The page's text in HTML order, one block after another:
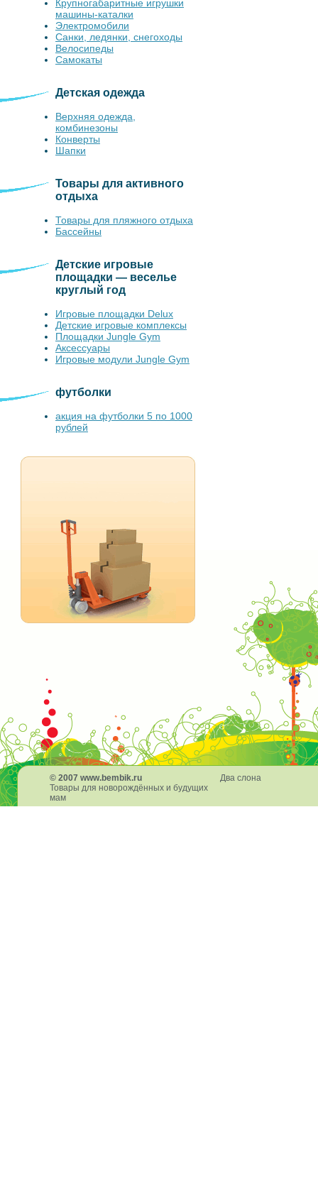
Крупногабаритные игрушки
машины-каталки
Электромобили
Санки, ледянки, снегоходы
Велосипеды
Самокаты
Детская одежда
Верхняя одежда,
комбинезоны
Конверты
Шапки
Товары для активного
отдыха
Товары для пляжного отдыха
Бассейны
Детские игровые
площадки — веселье
круглый год
Игровые площадки Delux
Детские игровые комплексы
Площадки Jungle Gym
Аксессуары
Игровые модули Jungle Gym
футболки
акция на футболки 5 по 1000
рублей
© 2007 www.bembik.ru
Товары для новорождённых и будущих
мам
Два слона